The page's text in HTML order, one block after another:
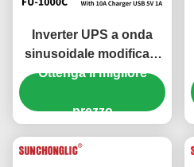
Inverter UPS a onda
sinusoidale modificata
da 1000VA con
220V Inverter solare
Ottenga il migliore
prezzo